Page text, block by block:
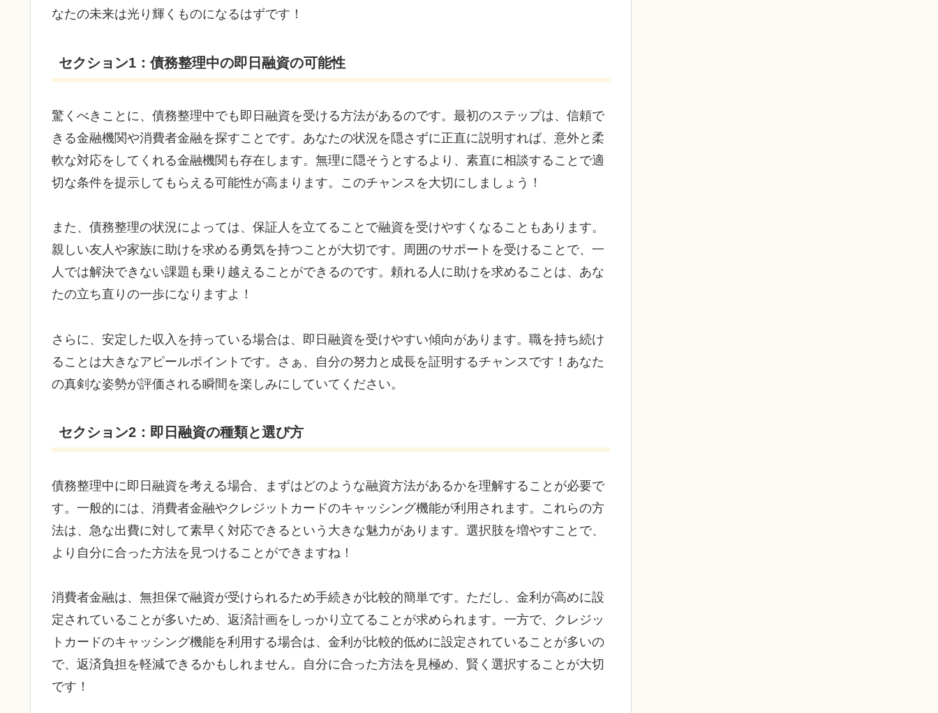
なたの未来は光り輝くものになるはずです！
セクション1：債務整理中の即日融資の可能性
驚くべきことに、債務整理中でも即日融資を受ける方法があるのです。最初のステップは、信頼で
きる金融機関や消費者金融を探すことです。あなたの状況を隠さずに正直に説明すれば、意外と柔
軟な対応をしてくれる金融機関も存在します。無理に隠そうとするより、素直に相談することで適
切な条件を提示してもらえる可能性が高まります。このチャンスを大切にしましょう！
また、債務整理の状況によっては、保証人を立てることで融資を受けやすくなることもあります。
親しい友人や家族に助けを求める勇気を持つことが大切です。周囲のサポートを受けることで、一
人では解決できない課題も乗り越えることができるのです。頼れる人に助けを求めることは、あな
たの立ち直りの一歩になりますよ！
さらに、安定した収入を持っている場合は、即日融資を受けやすい傾向があります。職を持ち続け
ることは大きなアピールポイントです。さぁ、自分の努力と成長を証明するチャンスです！あなた
の真剣な姿勢が評価される瞬間を楽しみにしていてください。
セクション2：即日融資の種類と選び方
債務整理中に即日融資を考える場合、まずはどのような融資方法があるかを理解することが必要で
す。一般的には、消費者金融やクレジットカードのキャッシング機能が利用されます。これらの方
法は、急な出費に対して素早く対応できるという大きな魅力があります。選択肢を増やすことで、
より自分に合った方法を見つけることができますね！
消費者金融は、無担保で融資が受けられるため手続きが比較的簡単です。ただし、金利が高めに設
定されていることが多いため、返済計画をしっかり立てることが求められます。一方で、クレジッ
トカードのキャッシング機能を利用する場合は、金利が比較的低めに設定されていることが多いの
で、返済負担を軽減できるかもしれません。自分に合った方法を見極め、賢く選択することが大切
です！